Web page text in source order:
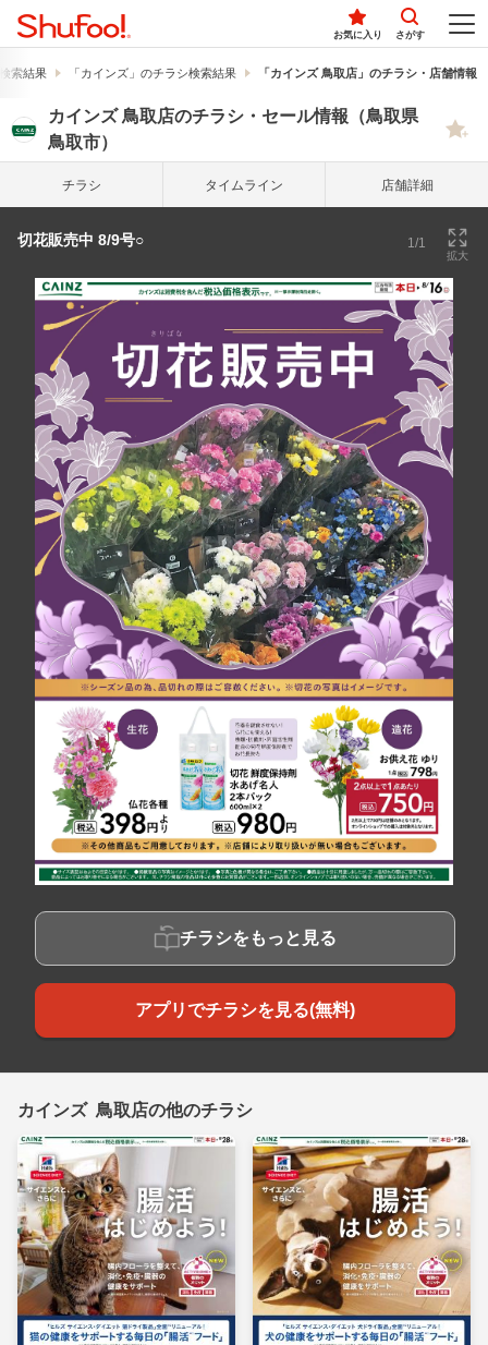
お気に入り さがす
索結果 「カインズ」のチラシ検索結果 「カインズ 鳥取店」のチラシ・店舗情報
カインズ 鳥取店のチラシ・セール情報（鳥取県
鳥取市）
チラシ タイム ライン 店舗詳細
切花販売中 8/9号○ 1/1
拡大
チラシをもっと見る
アプリでチラシを見る(無料)
カインズ 鳥取店の他のチラシ